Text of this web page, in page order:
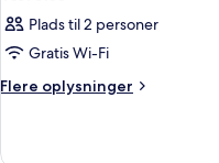
alle
billeder
af
Værelse
Plads til 2 personer
Gratis Wi-Fi
Flere oplysninger
Flere